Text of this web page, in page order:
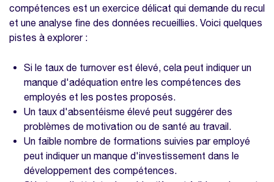
compétences est un exercice délicat qui demande du recul
et une analyse fine des données recueillies. Voici quelques
pistes à explorer :
Si le taux de turnover est élevé, cela peut indiquer un
manque d'adéquation entre les compétences des
employés et les postes proposés.
Un taux d'absentéisme élevé peut suggérer des
problèmes de motivation ou de santé au travail.
Un faible nombre de formations suivies par employé
peut indiquer un manque d'investissement dans le
développement des compétences.